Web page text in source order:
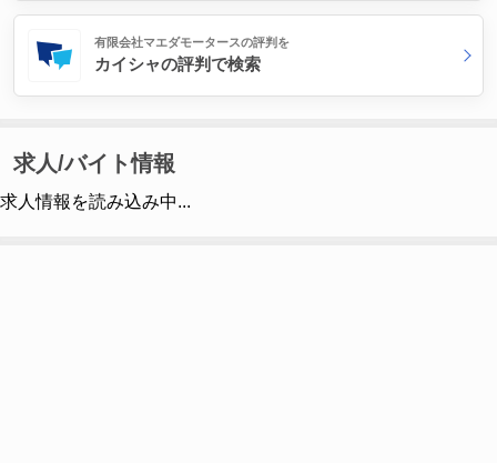
有限会社マエダモータースの評判を
カイシャの評判で検索
求人/バイト情報
求人情報を読み込み中...